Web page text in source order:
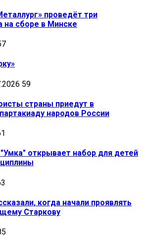
проведёт три
на сборе в Минске
59
страны приедут в
народов России
открывает набор для детей
когда начали проявлять
Старкову